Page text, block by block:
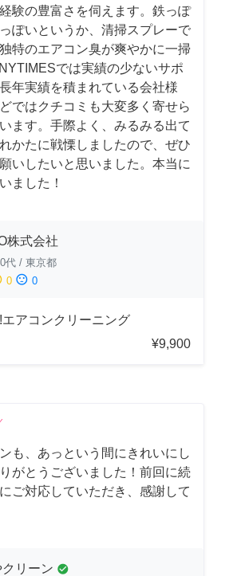
験の豊富さを伺えます。鉄っぽ
ぽいというか、清掃スプレーで
特のエアコン臭が爽やかに一掃
では実績の少ないサポ
年実績を積まれている会社様
ではクチコミも大変多く寄せら
ます。手際よく、みるみる出て
かたに戦慄しましたので、ぜひ
いしたいと思いました。本当に
ました！
株式会社
代 / 東京都
0 sentiment_dissatisfied 0
アコンクリーニング
¥9,900
も、あっという間にきれいにし
がとうございました！前回に続
ご対応していただき、感謝して
リーン check_circle